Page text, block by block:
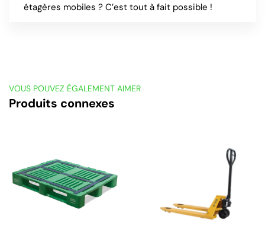
étagères mobiles ? C’est tout à fait possible !
VOUS POUVEZ ÉGALEMENT AIMER
Produits connexes